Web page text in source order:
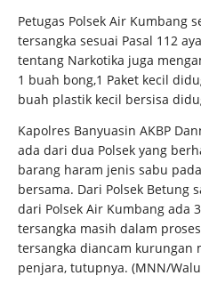
Petugas Polsek Air Kumbang
tersangka sesuai Pasal 112
tentang Narkotika juga
1 buah bong,1 Paket kecil
buah plastik kecil bersisa
Kapolres Banyuasin AKBP
ada dari dua Polsek yang
barang haram jenis sabu
bersama. Dari Polsek Betung
dari Polsek Air Kumbang ada
tersangka masih dalam
tersangka diancam kurungan
penjara, tutupnya. (MNN/